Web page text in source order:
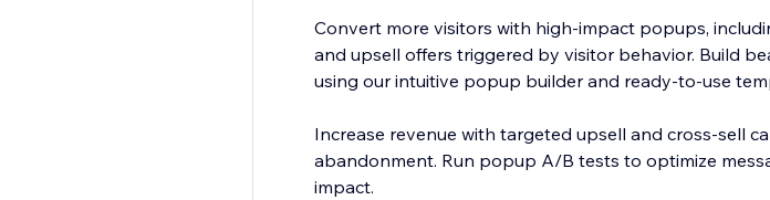
Convert more visitors with high-impact popups,
and upsell offers triggered by visitor behavior. Build
using our intuitive popup builder and ready-to-use
Increase revenue with targeted upsell and cross-sell
abandonment. Run popup A/B tests to optimize
impact.